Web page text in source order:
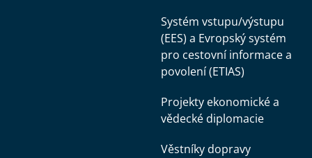
Systém vstupu/výstupu
(EES) a Evropský systém
pro cestovní informace a
povolení (ETIAS)
Projekty ekonomické a
vědecké diplomacie
Věstníky dopravy